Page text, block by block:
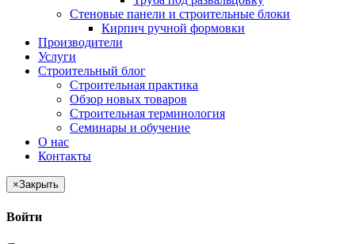
Стеновые панели и строительные блоки
Кирпич ручной формовки
Производители
Услуги
Строительный блог
Строительная практика
Обзор новых товаров
Строительная терминология
Семинары и обучение
О нас
Контакты
×Закрыть
Войти